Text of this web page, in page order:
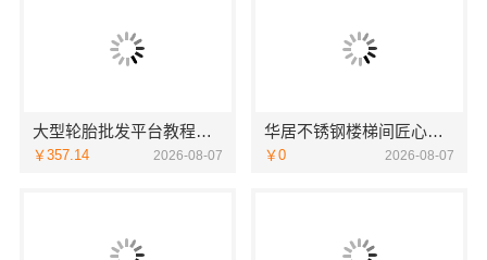
大型轮胎批发平台教程，湖北省腾冠畅实业贸易有限公司采购指南
￥357.14 2026-08-07
华居不锈钢楼梯间匠心制作十年专注
￥0 2026-08-07